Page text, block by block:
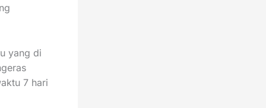
yang di
7 hari